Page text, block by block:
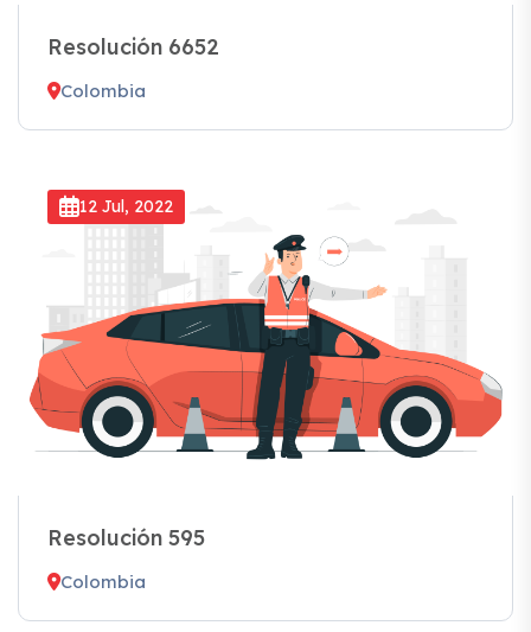
Resolución 6652
Colombia
12 Jul, 2022
Resolución 595
Colombia